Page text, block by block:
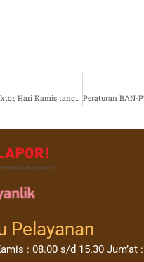
Penyerahan PAK dan SK Jabatan Fungsional Akademik Dosen Asisten Ahli dan Lektor, Hari Kamis tanggal 27 Februari 2020
Pelayanan
: 08.00 s/d 15.30 Jum’at